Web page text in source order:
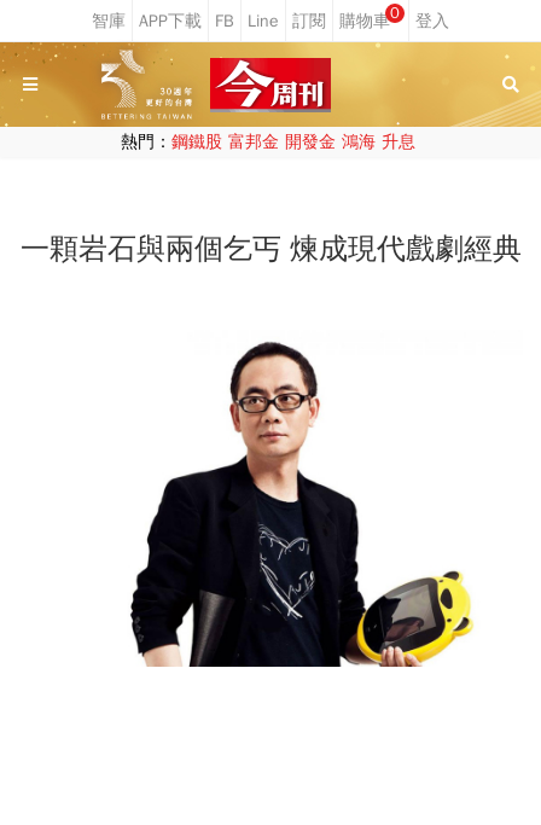
0
熱門： 鋼鐵股 富邦金 開發金 鴻海 升息
一顆岩石與兩個乞丐 煉成現代戲劇經典